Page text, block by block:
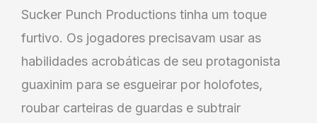
Sucker Punch Productions tinha um toque
furtivo. Os jogadores precisavam usar as
habilidades acrobáticas de seu protagonista
guaxinim para se esgueirar por holofotes,
roubar carteiras de guardas e subtrair